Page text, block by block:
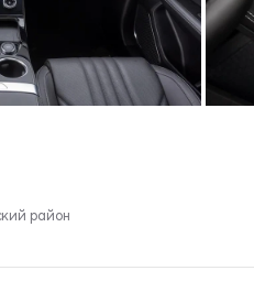
район